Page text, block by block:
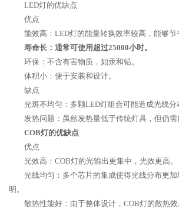
LED灯的优缺点
优点
能效高：LED灯的能量转换效率较高，能够节
寿命长：通常可使用超过25000小时。
环保：不含有害物质，如汞和铅。
体积小：便于安装和设计。
缺点
光斑不均匀：多颗LED灯组合可能造成光线分
发热问题：虽然发热量低于传统灯具，但仍需
COB灯的优缺点
优点
光效高：COB灯的光输出更集中，光效更高。
光线均匀：多个芯片的集成使得光线分布更
明。
散热性能好：由于整体设计，COB灯的散热效